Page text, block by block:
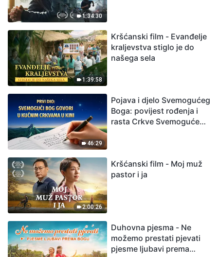
1:34:30
1:39:58
Kršćanski film - Evanđelje
kraljevstva stiglo je do
našega sela
46:29
Pojava i djelo Svemogućeg
Boga: povijest rođenja i
rasta Crkve Svemogućeg
2:00:26
Kršćanski film - Moj muž
pastor i ja
Duhovna pjesma - Ne
možemo prestati pjevati
pjesme ljubavi prema